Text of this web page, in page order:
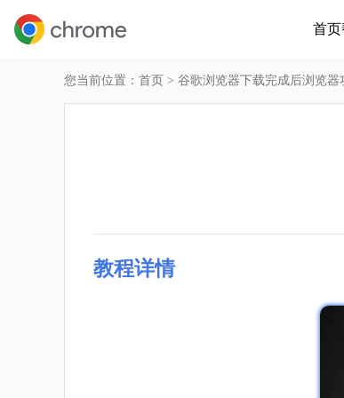
首页
您当前位置： 首页 > 谷歌浏览器下载完成后浏览器
教程详情